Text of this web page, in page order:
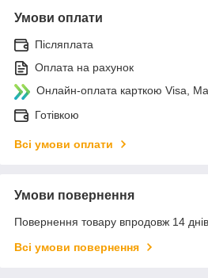
Умови оплати
Післяплата
Оплата на рахунок
Онлайн-оплата карткою Visa,
Готівкою
Всі умови оплати
Умови повернення
Повернення товару впродовж 14
Всі умови повернення